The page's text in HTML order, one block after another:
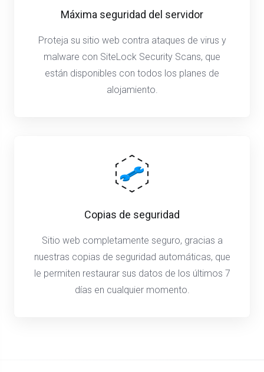
Máxima seguridad del servidor
Proteja su sitio web contra ataques de virus y
malware con SiteLock Security Scans, que
están disponibles con todos los planes de
alojamiento.
Copias de seguridad
Sitio web completamente seguro, gracias a
nuestras copias de seguridad automáticas, que
le permiten restaurar sus datos de los últimos 7
días en cualquier momento.